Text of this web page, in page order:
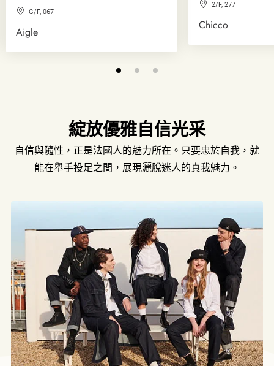
G/F, 067
Aigle
2/F, 277
Chicco
綻放優雅自信光采
自信與隨性，正是法國人的魅力所在。只要忠於自我，就
能在舉手投足之間，展現灑脫迷人的真我魅力。